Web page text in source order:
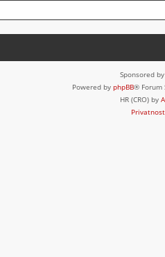
Sponsored by
Powered by phpBB® Forum
HR (CRO) by
Privatnost